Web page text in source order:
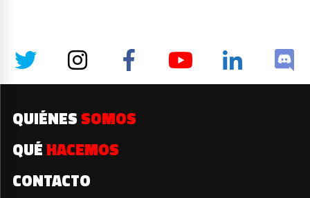
QUIÉNES SOMOS
QUÉ HACEMOS
CONTACTO